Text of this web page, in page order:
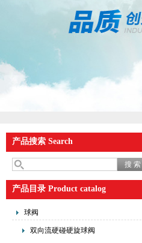
产品搜索 Search
产品目录 Product catalog
球阀
双向流硬碰硬旋球阀